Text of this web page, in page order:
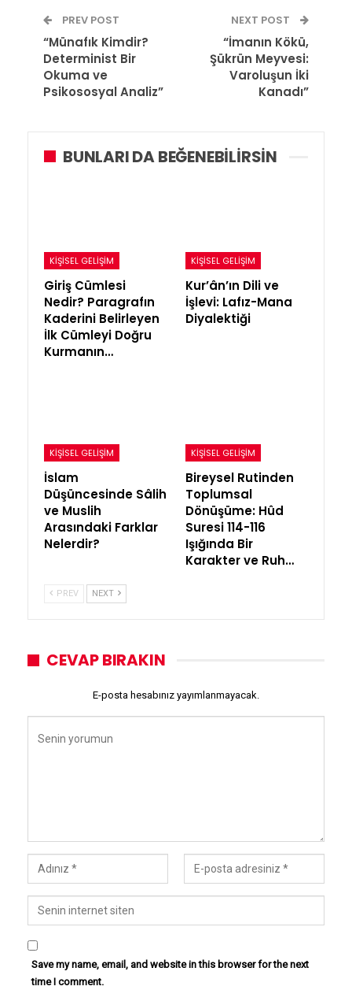
PREV POST
“Münafık Kimdir?
Determinist Bir
Okuma ve
Psikososyal Analiz”
NEXT POST
“İmanın Kökü,
Şükrün Meyvesi:
Varoluşun İki
Kanadı”
BUNLARI DA BEĞENEBILIRSIN
KIŞISEL GELIŞIM
Giriş Cümlesi
Nedir? Paragrafın
Kaderini Belirleyen
İlk Cümleyi Doğru
Kurmanın…
KIŞISEL GELIŞIM
Kur’ân’ın Dili ve
İşlevi: Lafız-Mana
Diyalektiği
KIŞISEL GELIŞIM
İslam
Düşüncesinde Sâlih
ve Muslih
Arasındaki Farklar
Nelerdir?
KIŞISEL GELIŞIM
Bireysel Rutinden
Toplumsal
Dönüşüme: Hûd
Suresi 114-116
Işığında Bir
Karakter ve Ruh…
PREV NEXT
CEVAP BIRAKIN
E-posta hesabınız yayımlanmayacak.
Save my name, email, and website in this browser for the next
time I comment.